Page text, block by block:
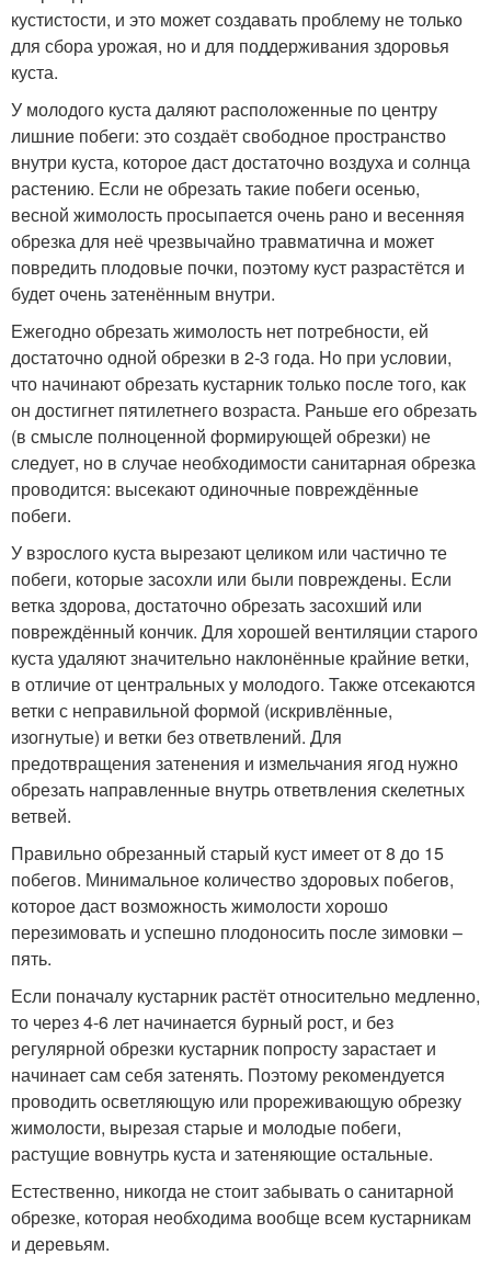
кустистости, и это может создавать проблему не только
для сбора урожая, но и для поддерживания здоровья
куста.
У молодого куста даляют расположенные по центру
лишние побеги: это создаёт свободное пространство
внутри куста, которое даст достаточно воздуха и солнца
растению. Если не обрезать такие побеги осенью,
весной жимолость просыпается очень рано и весенняя
обрезка для неё чрезвычайно травматична и может
повредить плодовые почки, поэтому куст разрастётся и
будет очень затенённым внутри.
Ежегодно обрезать жимолость нет потребности, ей
достаточно одной обрезки в 2-3 года. Но при условии,
что начинают обрезать кустарник только после того, как
он достигнет пятилетнего возраста. Раньше его обрезать
(в смысле полноценной формирующей обрезки) не
следует, но в случае необходимости санитарная обрезка
проводится: высекают одиночные повреждённые
побеги.
У взрослого куста вырезают целиком или частично те
побеги, которые засохли или были повреждены. Если
ветка здорова, достаточно обрезать засохший или
повреждённый кончик. Для хорошей вентиляции старого
куста удаляют значительно наклонённые крайние ветки,
в отличие от центральных у молодого. Также отсекаются
ветки с неправильной формой (искривлённые,
изогнутые) и ветки без ответвлений. Для
предотвращения затенения и измельчания ягод нужно
обрезать направленные внутрь ответвления скелетных
ветвей.
Правильно обрезанный старый куст имеет от 8 до 15
побегов. Минимальное количество здоровых побегов,
которое даст возможность жимолости хорошо
перезимовать и успешно плодоносить после зимовки –
пять.
Если поначалу кустарник растёт относительно медленно,
то через 4-6 лет начинается бурный рост, и без
регулярной обрезки кустарник попросту зарастает и
начинает сам себя затенять. Поэтому рекомендуется
проводить осветляющую или прореживающую обрезку
жимолости, вырезая старые и молодые побеги,
растущие вовнутрь куста и затеняющие остальные.
Естественно, никогда не стоит забывать о санитарной
обрезке, которая необходима вообще всем кустарникам
и деревьям.